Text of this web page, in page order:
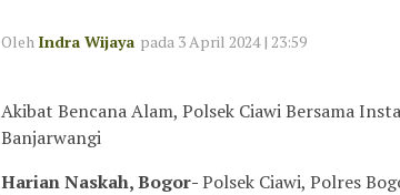
Oleh Indra Wijaya pada 3 April 2024 | 23:59
Akibat Bencana Alam, Polsek Ciawi Bersama
Banjarwangi
Harian Naskah, Bogor-Polsek Ciawi, Polres